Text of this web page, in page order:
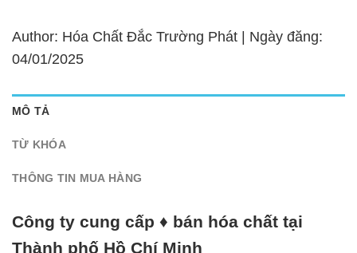
Author: Hóa Chất Đắc Trường Phát | Ngày đăng:
04/01/2025
MÔ TẢ
TỪ KHÓA
THÔNG TIN MUA HÀNG
Công ty cung cấp ♦ bán hóa chất tại
Thành phố Hồ Chí Minh